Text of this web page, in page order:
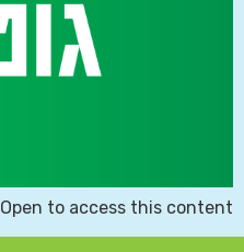
Open to access this content